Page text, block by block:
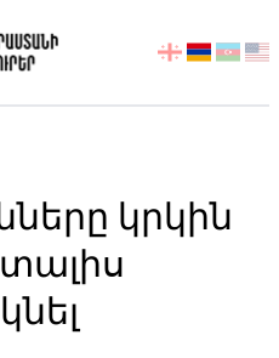
აირჩიეთ
կրկին